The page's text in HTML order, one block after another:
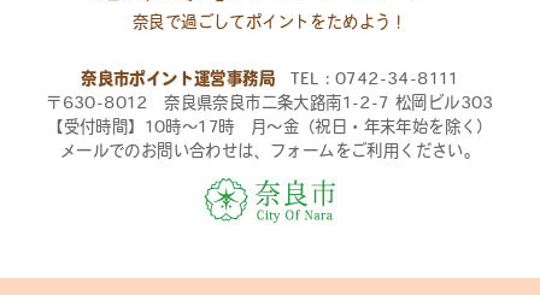
奈良で過ごしてポイントをためよう！
奈良市ポイント運営事務局 TEL：0742-34-8111
〒630-8012 奈良県奈良市二条大路南1-2-7 松岡ビル303
【受付時間】10時〜17時 月〜金（祝日・年末年始を除く）
メールでのお問い合わせは、フォームをご利用ください。